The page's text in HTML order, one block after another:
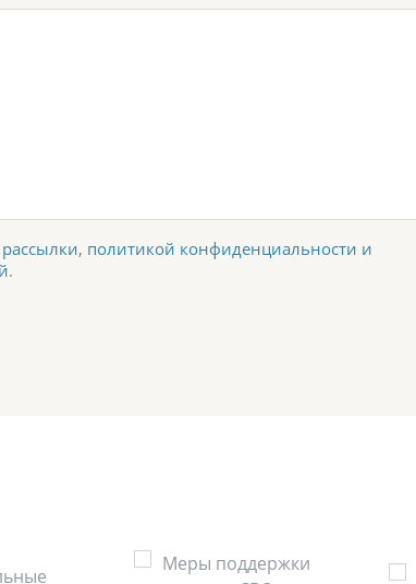
, политикой конфиденциальности и
.